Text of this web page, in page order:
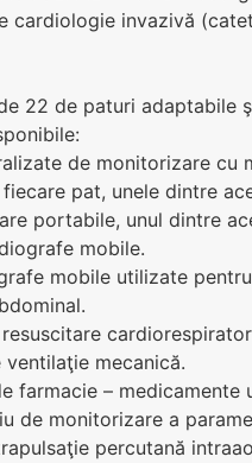
cardiologie invazivă
22 de paturi
de monitorizare cu
pat, unele dintre
portabile, unul dintre
mobile.
mobile utilizate
mecanică.
farmacie – medicamente
de monitorizare a
percutană